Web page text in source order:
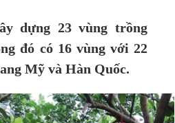
dựng 23 vùng trồng
đó có 16 vùng với 22
Mỹ và Hàn Quốc.